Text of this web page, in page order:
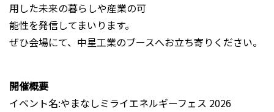
用した未来の暮らしや産業の可
能性を発信してまいります。
ぜひ会場にて、中星工業のブースへお立ち寄りください。
開催概要
イベント名:やまなしミライエネルギーフェス 2026